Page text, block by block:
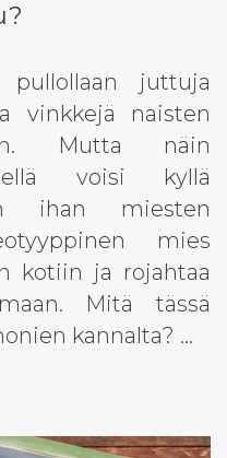
juttuja
vinkkejä naisten
Mutta näin
voisi kyllä
ihan miesten
mies
kotiin ja rojahtaa
Mitä tässä
kannalta? …